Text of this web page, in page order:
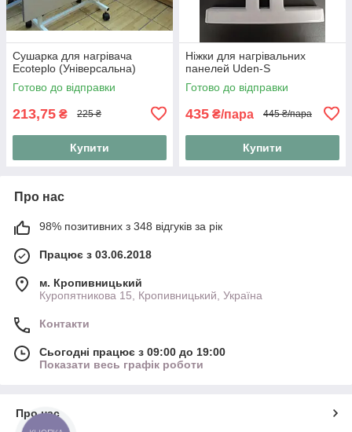
Сушарка для нагрівача
Ecoteplo (Універсальна)
Готово до відправки
213,75 ₴ 225 ₴
Купити
Ніжки для нагрівальних
панелей Uden-S
Готово до відправки
435 ₴/пара 445 ₴/пара
Купити
Про нас
98% позитивних з 348 відгуків за рік
Працює з 03.06.2018
м. Кропивницький
Куропятникова 15, Кропивницький, Україна
Контакти
Сьогодні працює з 09:00 до 19:00
Показати весь графік роботи
Про нас